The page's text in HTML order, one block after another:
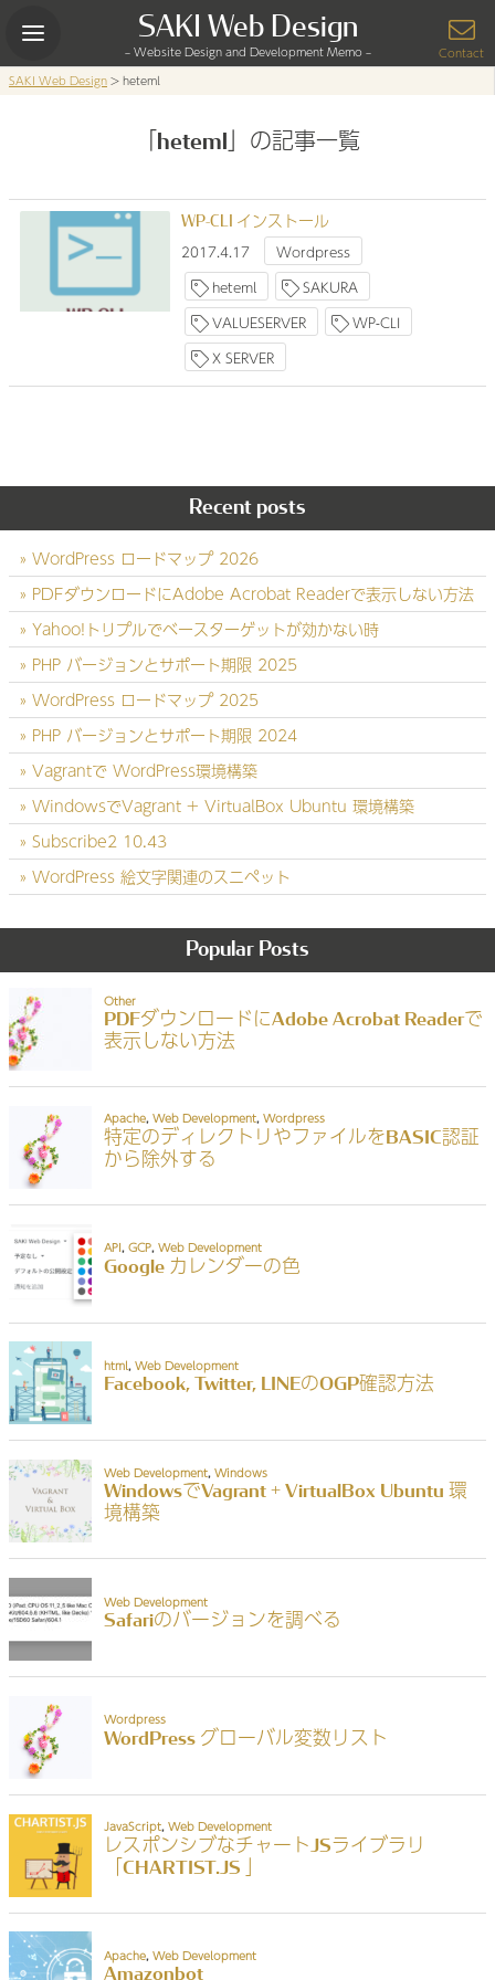
SAKI Web Design
– Website Design and Development Memo –
Contact
SAKI Web Design>heteml
「heteml」の記事一覧
WP-CLI インストール
2017.4.17
Wordpress
heteml
SAKURA
VALUESERVER
WP-CLI
X SERVER
Recent posts
WordPress ロードマップ 2026
PDFダウンロードにAdobe Acrobat Readerで表示しない方法
Yahoo!トリプルでベースターゲットが効かない時
PHP バージョンとサポート期限 2025
WordPress ロードマップ 2025
PHP バージョンとサポート期限 2024
Vagrantで WordPress環境構築
WindowsでVagrant + VirtualBox Ubuntu 環境構築
Subscribe2 10.43
WordPress 絵文字関連のスニペット
Popular Posts